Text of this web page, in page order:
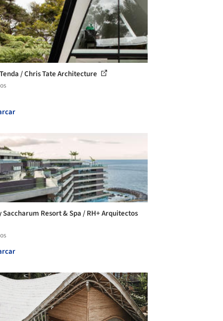
/ Chris Tate Architecture
Saccharum Resort & Spa / RH+ Arquitectos